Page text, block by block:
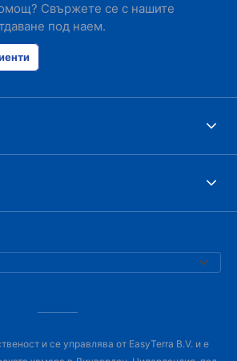
Свържете се с нашите
под наем.
и се управлява от EasyTerra B.V. и е